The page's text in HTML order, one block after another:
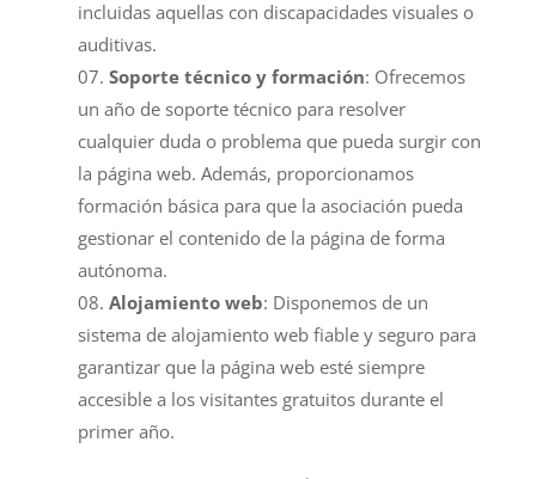
incluidas aquellas con discapacidades visuales o
auditivas.
Soporte técnico y formación: Ofrecemos
un año de soporte técnico para resolver
cualquier duda o problema que pueda surgir con
la página web. Además, proporcionamos
formación básica para que la asociación pueda
gestionar el contenido de la página de forma
autónoma.
Alojamiento web: Disponemos de un
sistema de alojamiento web fiable y seguro para
garantizar que la página web esté siempre
accesible a los visitantes gratuitos durante el
primer año.